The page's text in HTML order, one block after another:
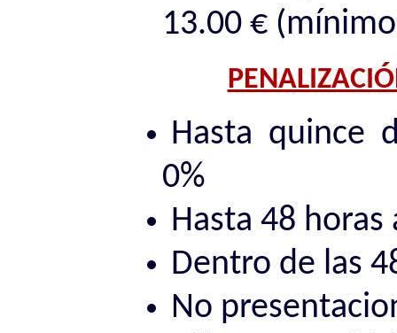
13.00 €
Hasta quince
0%
Hasta 48 horas
Dentro de las
No